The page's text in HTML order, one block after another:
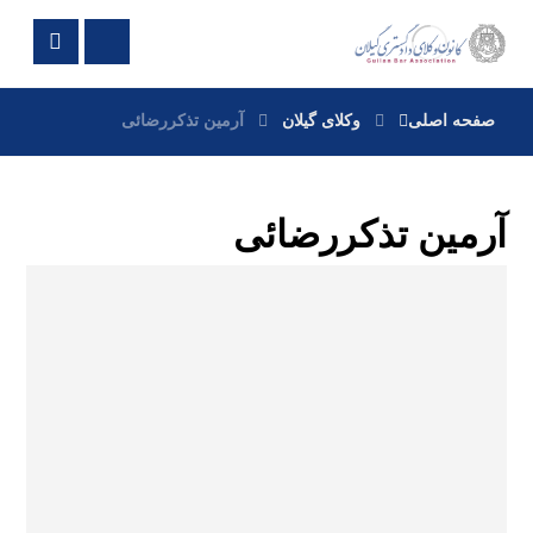
صفحه اصلی وکلای گیلان آرمین تذکررضائی
آرمین تذکررضائی